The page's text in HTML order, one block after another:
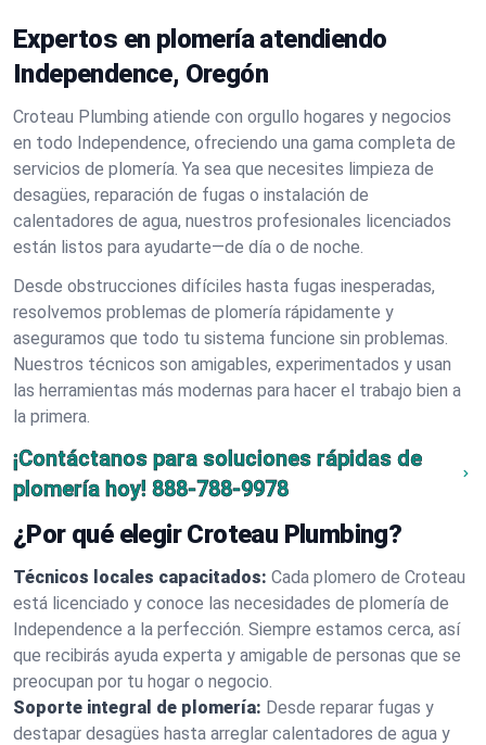
Expertos en plomería atendiendo
Independence, Oregón
Croteau Plumbing atiende con orgullo hogares y negocios
en todo Independence, ofreciendo una gama completa de
servicios de plomería. Ya sea que necesites limpieza de
desagües, reparación de fugas o instalación de
calentadores de agua, nuestros profesionales licenciados
están listos para ayudarte—de día o de noche.
Desde obstrucciones difíciles hasta fugas inesperadas,
resolvemos problemas de plomería rápidamente y
aseguramos que todo tu sistema funcione sin problemas.
Nuestros técnicos son amigables, experimentados y usan
las herramientas más modernas para hacer el trabajo bien a
la primera.
¡Contáctanos para soluciones rápidas de
plomería hoy! 888-788-9978
¿Por qué elegir Croteau Plumbing?
Técnicos locales capacitados: Cada plomero de Croteau
está licenciado y conoce las necesidades de plomería de
Independence a la perfección. Siempre estamos cerca, así
que recibirás ayuda experta y amigable de personas que se
preocupan por tu hogar o negocio.
Soporte integral de plomería: Desde reparar fugas y
destapar desagües hasta arreglar calentadores de agua y